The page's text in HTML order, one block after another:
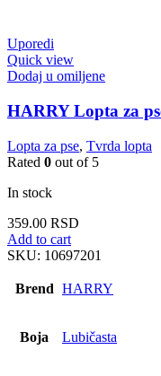
Uporedi
Quick view
Dodaj u omiljene
HARRY Lopta za
Lopta za pse, Tvrda lopta
Rated 0 out of 5
In stock
359.00 RSD
Add to cart
SKU: 10697201
Brend HARRY
Boja Lubičasta